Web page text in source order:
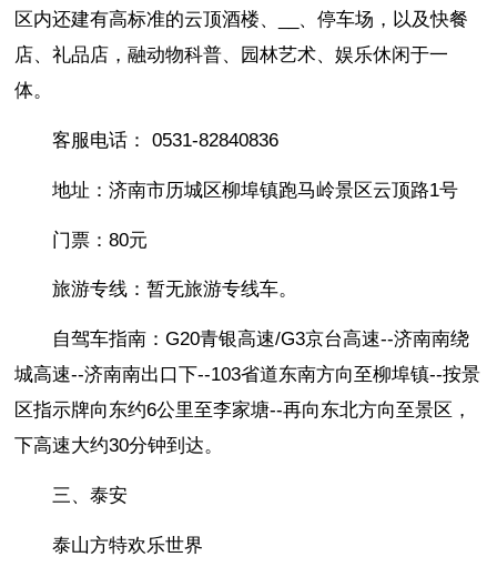
区内还建有高标准的云顶酒楼、__ 、停车场，以及快餐
店、礼品店，融动物科普、园林艺术、娱乐休闲于一
体。
客服电话： 0531-82840836
地址：济南市历城区柳埠镇跑马岭景区云顶路1号
门票：80元
旅游专线：暂无旅游专线车。
自驾车指南：G20青银高速/G3京台高速--济南南绕
城高速--济南南出口下--103省道东南方向至柳埠镇--按景
区指示牌向东约6公里至李家塘--再向东北方向至景区，
下高速大约30分钟到达。
三、泰安
泰山方特欢乐世界